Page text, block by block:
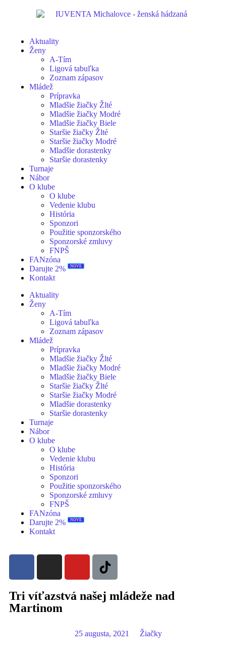
Aktuality
Ženy
A-Tím
Ligová tabuľka
Zoznam zápasov
Mládež
Prípravka
Mladšie žiačky Žlté
Mladšie žiačky Modré
Mladšie žiačky Biele
Staršie žiačky Žlté
Staršie žiačky Modré
Mladšie dorastenky
Staršie dorastenky
Turnaje
Nábor
O klube
O klube
Vedenie klubu
História
Sponzori
Použitie sponzorského
Sponzorské zmluvy
FNPŠ
FANzóna
Darujte 2%
NOVÉ
Kontakt
Aktuality
Ženy
A-Tím
Ligová tabuľka
Zoznam zápasov
Mládež
Prípravka
Mladšie žiačky Žlté
Mladšie žiačky Modré
Mladšie žiačky Biele
Staršie žiačky Žlté
Staršie žiačky Modré
Mladšie dorastenky
Staršie dorastenky
Turnaje
Nábor
O klube
O klube
Vedenie klubu
História
Sponzori
Použitie sponzorského
Sponzorské zmluvy
FNPŠ
FANzóna
Darujte 2%
NOVÉ
Kontakt
Tri víťazstvá našej mládeže nad
Martinom
25 augusta, 2021 Žiačky